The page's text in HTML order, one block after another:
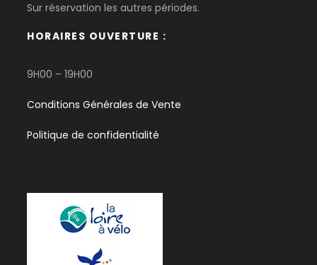
Sur réservation les autres périodes.
HORAIRES OUVERTURE :
9H00 – 19H00
Conditions Générales de Vente
Politique de confidentialité